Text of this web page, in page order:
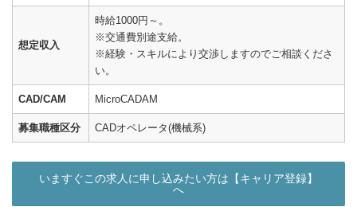
想定収入
時給1000円～。
※交通費別途支給。
※経験・スキルにより交渉しますのでご相談くださ
い。
CAD/CAM MicroCADAM
募集職種区分 CADオペレータ(機械系)
いますぐこの求人に申し込みたい方は【キャリア登録】
へ